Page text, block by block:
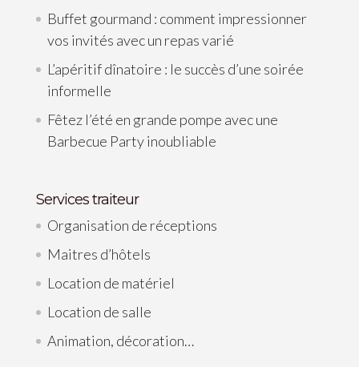
Buffet gourmand : comment impressionner
vos invités avec un repas varié
L’apéritif dînatoire : le succès d’une soirée
informelle
Fêtez l’été en grande pompe avec une
Barbecue Party inoubliable
Services traiteur
Organisation de réceptions
Maitres d’hôtels
Location de matériel
Location de salle
Animation, décoration…